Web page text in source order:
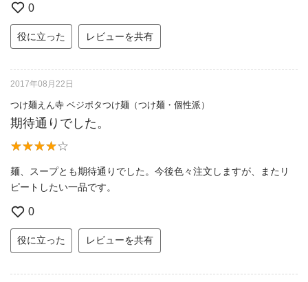
0
役に立った レビューを共有
2017年08月22日
つけ麺えん寺 ベジポタつけ麺（つけ麺・個性派）
期待通りでした。
麺、スープとも期待通りでした。今後色々注文しますが、またリ
ピートしたい一品です。
0
役に立った レビューを共有